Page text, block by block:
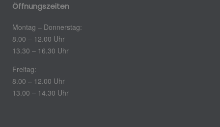
Öffnungszeiten
Montag – Donnerstag:
8.00 – 12.00 Uhr
13.30 – 16.30 Uhr
Freitag:
8.00 – 12.00 Uhr
13.00 – 14.30 Uhr